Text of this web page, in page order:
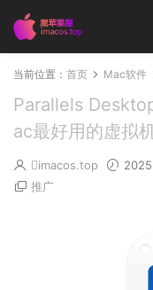
当前位置： 首页 Mac软件
Parallels
ac最好用的虚拟
imacos.top
推广